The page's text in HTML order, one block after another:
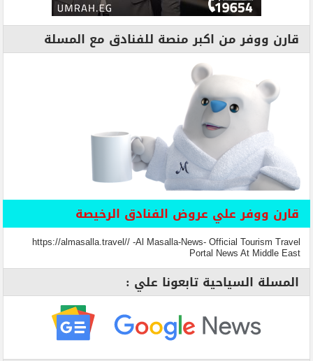
قارن ووفر من اكبر منصة للفنادق مع المسلة
قارن ووفر علي عروض الفنادق الرخيصة
https://almasalla.travel// -Al Masalla-News- Official Tourism Travel
Portal News At Middle East
المسلة السياحية تابعونا علي :